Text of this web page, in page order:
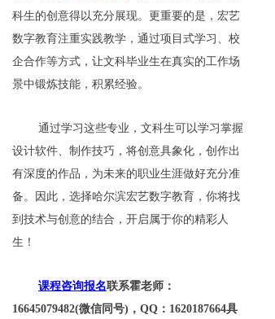
科生的创意得以充分展现。 更重要的是，宏艺
数字教育注重实践教学，通过项目式学习、校
企合作等方式，让文科毕业生在真实的工作场
景中锻炼技能，积累经验。
通过学习这些专业，文科生可以学习掌握
设计软件、制作技巧，将创意具象化，创作出
有深度的作品， 为未来的职业生涯做好充分准
备。因此，选择哈尔滨宏艺数字教育，你将找
到技术与创意的结合，开启属于你的精彩人
生！
课程咨询报名联系霍老师：
16645079482(微信同号)，QQ：1620187664具